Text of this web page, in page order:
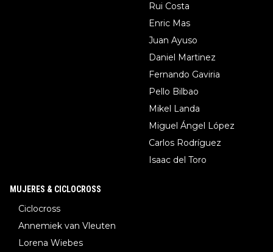
Rui Costa
Enric Mas
Juan Ayuso
Daniel Martinez
Fernando Gaviria
Pello Bilbao
Mikel Landa
Miguel Ángel López
Carlos Rodríguez
Isaac del Toro
MUJERES & CICLOCROSS
Ciclocross
Annemiek van Vleuten
Lorena Wiebes